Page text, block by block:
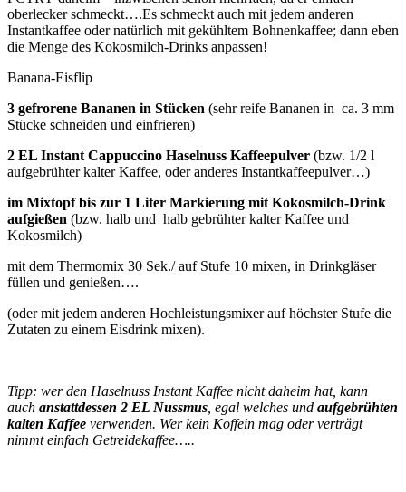
oberlecker schmeckt….Es schmeckt auch mit jedem anderen
Instantkaffee oder natürlich mit gekühltem Bohnenkaffee; dann eben
die Menge des Kokosmilch-Drinks anpassen!
Banana-Eisflip
3 gefrorene Bananen in Stücken (sehr reife Bananen in ca. 3 mm
Stücke schneiden und einfrieren)
2 EL Instant Cappuccino Haselnuss Kaffeepulver (bzw. 1/2 l
aufgebrühter kalter Kaffee, oder anderes Instantkaffeepulver…)
im Mixtopf bis zur 1 Liter Markierung mit Kokosmilch-Drink
aufgießen (bzw. halb und halb gebrühter kalter Kaffee und
Kokosmilch)
mit dem Thermomix 30 Sek./ auf Stufe 10 mixen, in Drinkgläser
füllen und genießen….
(oder mit jedem anderen Hochleistungsmixer auf höchster Stufe die
Zutaten zu einem Eisdrink mixen).
Tipp: wer den Haselnuss Instant Kaffee nicht daheim hat, kann
auch anstattdessen 2 EL Nussmus , egal welches und aufgebrühten
kalten Kaffee verwenden. Wer kein Koffein mag oder verträgt
nimmt einfach Getreidekaffee…..